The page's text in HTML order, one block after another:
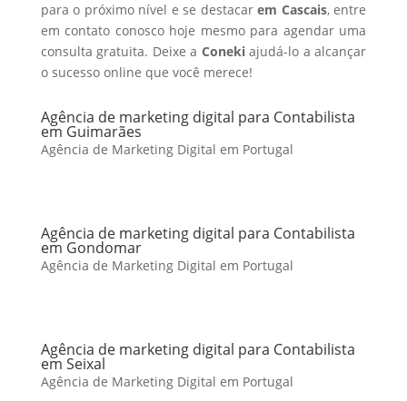
para o próximo nível e se destacarem Cascais, entre
em contato conosco hoje mesmo para agendar uma
consulta gratuita. Deixe a Conekiajudá-lo a alcançar
o sucesso online que você merece!
Agência de marketing digital para Contabilista
em Guimarães
Agência de Marketing Digital em Portugal
Agência de marketing digital para Contabilista
em Gondomar
Agência de Marketing Digital em Portugal
Agência de marketing digital para Contabilista
em Seixal
Agência de Marketing Digital em Portugal